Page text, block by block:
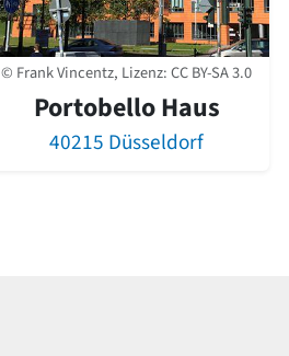
© Frank Vincentz, Lizenz:CC BY-SA 3.0
Portobello Haus
40215 Düsseldorf